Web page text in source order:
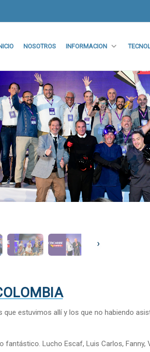
NOSOTROS INFORMACION
›
estuvimos allí y los que no habiendo
Lucho Escaf, Luis Carlos, Fanny,